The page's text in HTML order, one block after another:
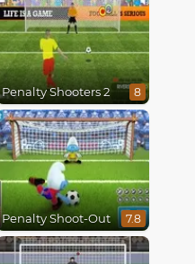
Penalty Shooters 2 8
Penalty Shoot-Out 7.8